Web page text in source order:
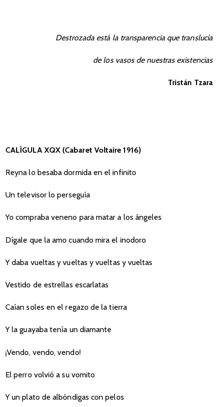
Destrozada está la transparencia que translucía
de los vasos de nuestras existencias
Tristán Tzara
CALÍGULA XQX (Cabaret Voltaire 1916)
Reyna lo besaba dormida en el infinito
Un televisor lo perseguía
Yo compraba veneno para matar a los ángeles
Dígale que la amo cuando mira el inodoro
Y daba vueltas y vueltas y vueltas y vueltas
Vestido de estrellas escarlatas
Caían soles en el regazo de la tierra
Y la guayaba tenía un diamante
¡Vendo, vendo, vendo!
El perro volvió a su vomito
Y un plato de albóndigas con pelos